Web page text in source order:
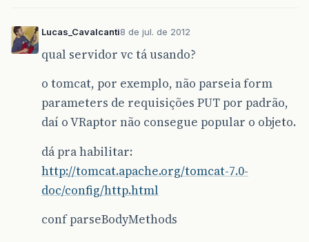
Lucas_Cavalcanti8 de jul. de 2012
qual servidor vc tá usando?
o tomcat, por exemplo, não parseia form
parameters de requisições PUT por padrão,
daí o VRaptor não consegue popular o objeto.
dá pra habilitar:
http://tomcat.apache.org/tomcat-7.0-
doc/config/http.html
conf parseBodyMethods